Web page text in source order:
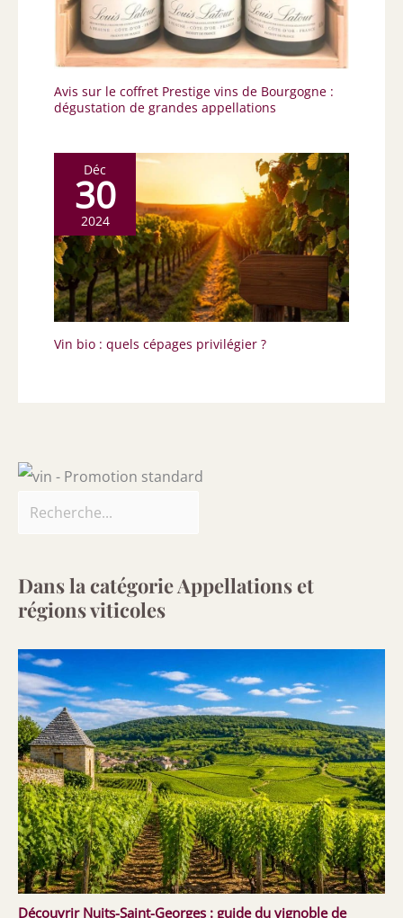
Avis sur le coffret Prestige vins de Bourgogne :
dégustation de grandes appellations
Déc
30
2024
Vin bio : quels cépages privilégier ?
Dans la catégorie Appellations et
régions viticoles
Découvrir Nuits-Saint-Georges : guide du vignoble de